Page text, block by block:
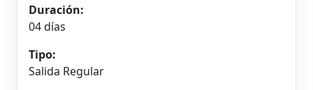
Duración:
04 días
Tipo:
Salida Regular